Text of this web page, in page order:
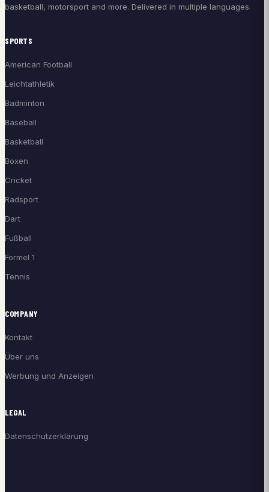
basketball, motorsport and more. Delivered in multiple languages.
SPORTS
American Football
Leichtathletik
Badminton
Baseball
Basketball
Boxen
Cricket
Radsport
Dart
Fußball
Formel 1
Tennis
COMPANY
Kontakt
Über uns
Werbung und Anzeigen
LEGAL
Datenschutzerklärung